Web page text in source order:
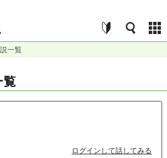
一覧
覧
ログインして話してみる